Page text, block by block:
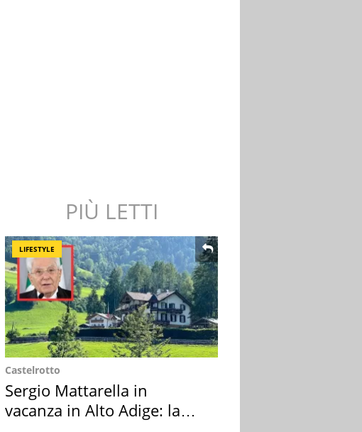
PIÙ LETTI
LIFESTYLE
Castelrotto
Sergio Mattarella in
vacanza in Alto Adige: la